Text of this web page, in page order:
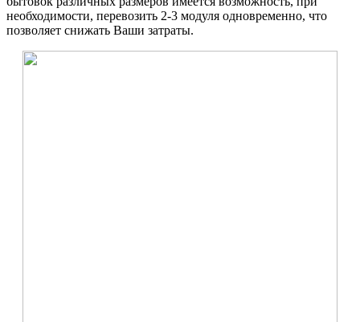
необходимости, перевозить 2-3 модуля одновременно, что
позволяет снижать Ваши затраты.